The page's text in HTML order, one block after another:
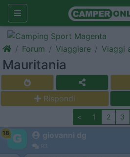
Forum Viaggiare Viaggi
Mauritania
Rispondi
< 1 2 3
18 giovanni dg
93